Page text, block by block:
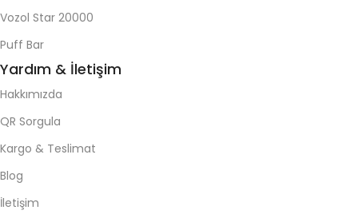
Vozol Star 20000
Puff Bar
Yardım & İletişim
Hakkımızda
QR Sorgula
Kargo & Teslimat
Blog
İletişim